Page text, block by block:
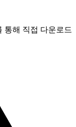
통해 직접 다운로드